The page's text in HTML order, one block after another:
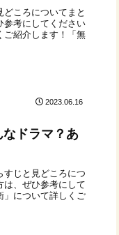
ころについてまと
参考にしてください
ご紹介します！「無
2023.06.16
なドラマ？あ
すじと見どころにつ
は、ぜひ参考にして
」について詳しくご